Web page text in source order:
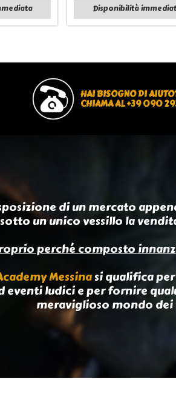
Disponibilità
HAI BISOGNO DI
CHIAMA AL +39 090
di un mercato
un unico vessillo la
perché composto
Messinasi qualifica per
ludici e per fornire
meraviglioso mondo dei